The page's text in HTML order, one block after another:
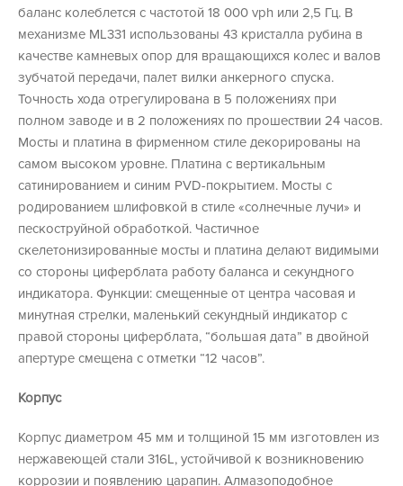
баланс колеблется с частотой 18 000 vph или 2,5 Гц. В
механизме ML331 использованы 43 кристалла рубина в
качестве камневых опор для вращающихся колес и валов
зубчатой передачи, палет вилки анкерного спуска.
Точность хода отрегулирована в 5 положениях при
полном заводе и в 2 положениях по прошествии 24 часов.
Мосты и платина в фирменном стиле декорированы на
самом высоком уровне. Платина с вертикальным
сатинированием и синим PVD-покрытием. Мосты с
родированием шлифовкой в стиле «солнечные лучи» и
пескоструйной обработкой. Частичное
скелетонизированные мосты и платина делают видимыми
со стороны циферблата работу баланса и секундного
индикатора. Функции: смещенные от центра часовая и
минутная стрелки, маленький секундный индикатор с
правой стороны циферблата, “большая дата” в двойной
апертуре смещена с отметки “12 часов”.
Корпус
Корпус диаметром 45 мм и толщиной 15 мм изготовлен из
нержавеющей стали 316L, устойчивой к возникновению
коррозии и появлению царапин. Алмазоподобное